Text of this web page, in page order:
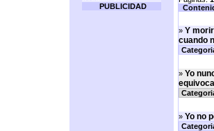
PUBLICIDAD
» Y
cuando
» Yo
» Yo no